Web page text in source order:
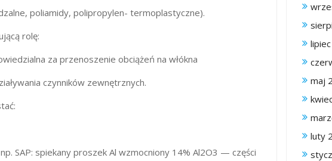
poliamidy, polipropylen- termoplastyczne).
rolę:
za przenoszenie obciążeń na włókna
czynników zewnętrznych.
SAP: spiekany proszek Al wzmocniony 14% Al2O3 — części
maj
luty